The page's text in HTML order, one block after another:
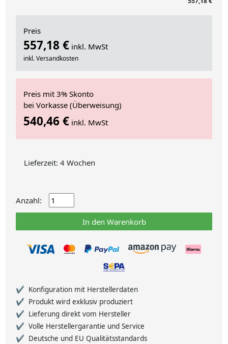
Preis
557,18 € inkl. MwSt
inkl. Versandkosten
Preis mit 3% Skonto
bei Vorkasse (Überweisung)
540,46 € inkl. MwSt
Lieferzeit: 4 Wochen
Anzahl:
In den Warenkorb
Konfiguration mit Herstellerdaten
Produkt wird exklusiv produziert
Lieferung direkt vom Hersteller
Volle Herstellergarantie und Service
Deutsche und EU Qualitätsstandards